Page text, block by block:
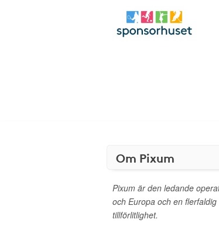
Om Pixum
Pixum är den ledande
och Europa och en
tillförlitlighet.